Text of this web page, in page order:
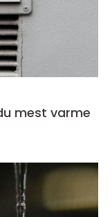
mest varme